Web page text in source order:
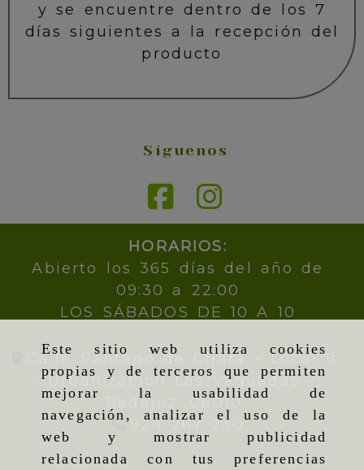
Este sitio web utiliza cookies
propias y de terceros que permiten
mejorar la usabilidad de
navegación, analizar el uso de la
web y mostrar publicidad
relacionada con tus preferencias
y se encuentre dentro de los 7
días siguientes a la recepción del
producto
Síguenos
HORARIOS:
Abierto los 365 días del año de
09:30 a 22:00
LOS SÁBADOS DE 10 A 10
Calle Pantano de Cijara – Local 9
- Urbanización Las Vaguadas -
Badajoz,
06010
924 267 230